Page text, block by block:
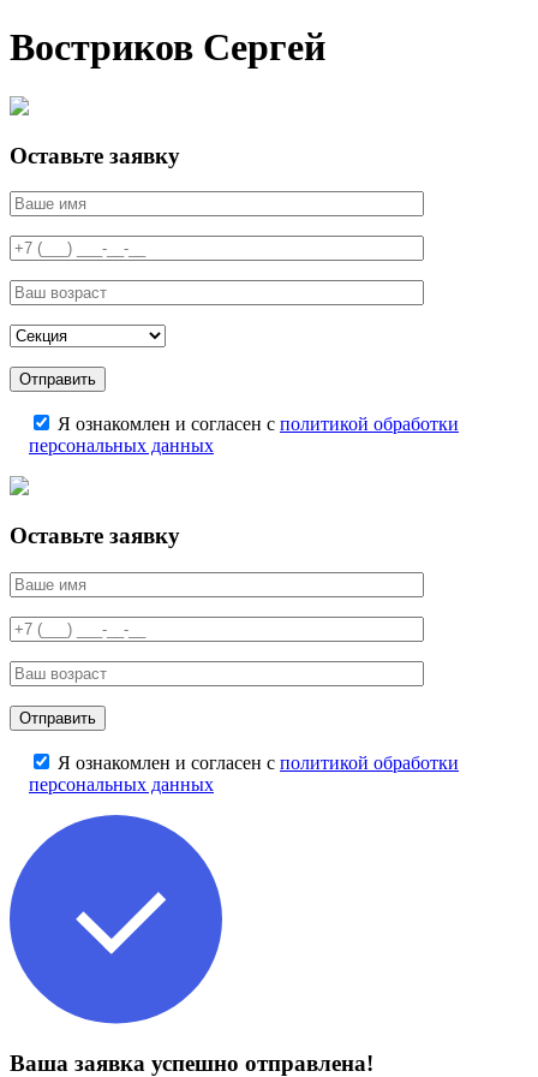
Востриков Сергей
Оставьте заявку
Я ознакомлен и согласен с политикой обработки
персональных данных
Оставьте заявку
Я ознакомлен и согласен с политикой обработки
персональных данных
Ваша заявка успешно отправлена!